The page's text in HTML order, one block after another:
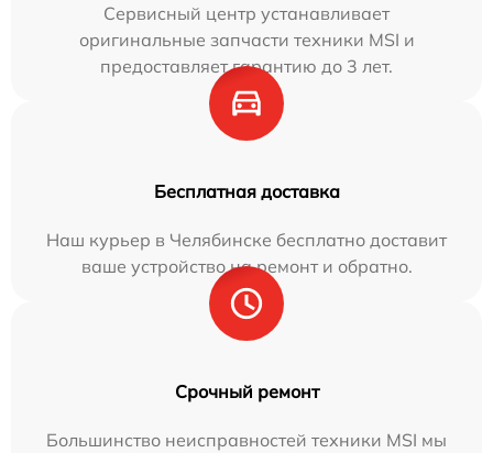
Сервисный центр устанавливает
оригинальные запчасти техники MSI и
предоставляет гарантию до 3 лет.
Бесплатная доставка
Наш курьер в Челябинске бесплатно доставит
ваше устройство на ремонт и обратно.
Срочный ремонт
Большинство неисправностей техники MSI мы